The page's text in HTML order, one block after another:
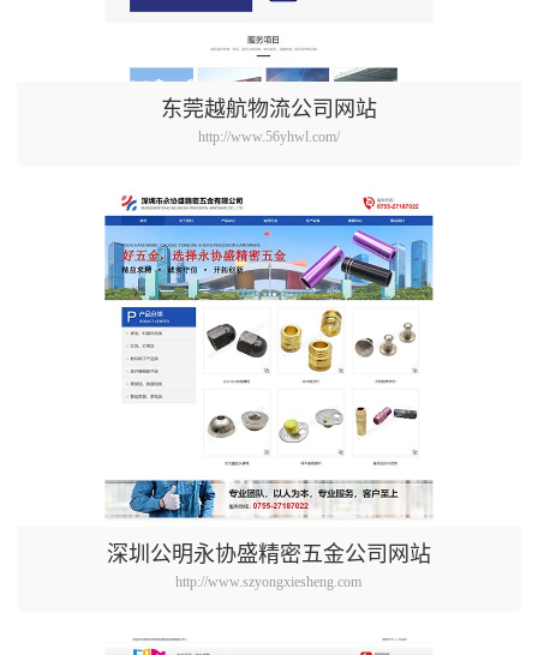
东莞越航物流公司网站
http://www.56yhwl.com/
深圳公明永协盛精密五金公司网站
http://www.szyongxiesheng.com